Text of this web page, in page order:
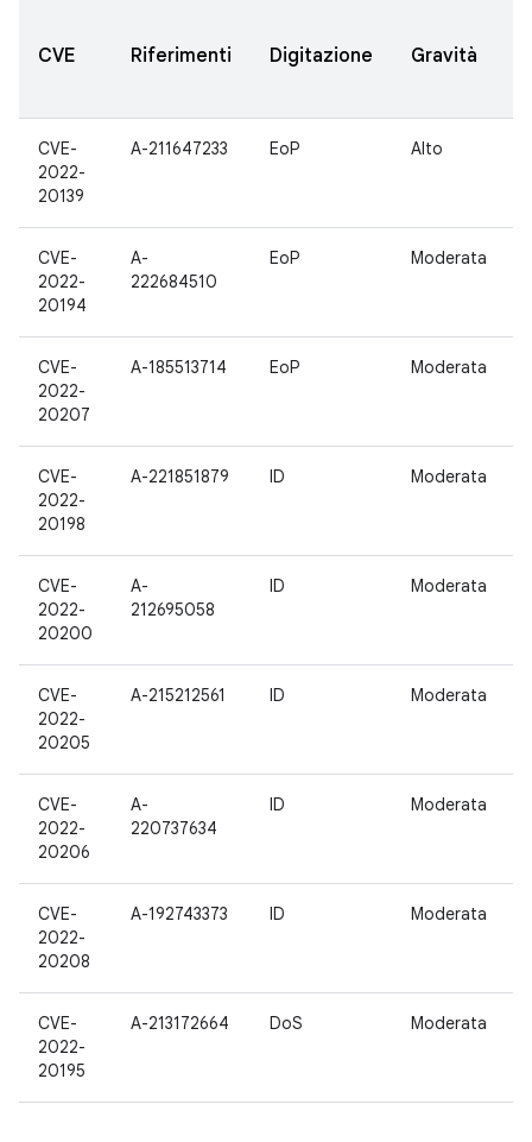
CVE Riferimenti Digitazione Gravità
CVE-
2022-
20139
A-211647233 EoP Alto
CVE-
2022-
20194
A-
222684510
EoP Moderata
CVE-
2022-
20207
A-185513714 EoP Moderata
CVE-
2022-
20198
A-221851879 ID Moderata
CVE-
2022-
20200
A-
212695058
ID Moderata
CVE-
2022-
20205
A-215212561 ID Moderata
CVE-
2022-
20206
A-
220737634
ID Moderata
CVE-
2022-
20208
A-192743373 ID Moderata
CVE-
2022-
20195
A-213172664 DoS Moderata